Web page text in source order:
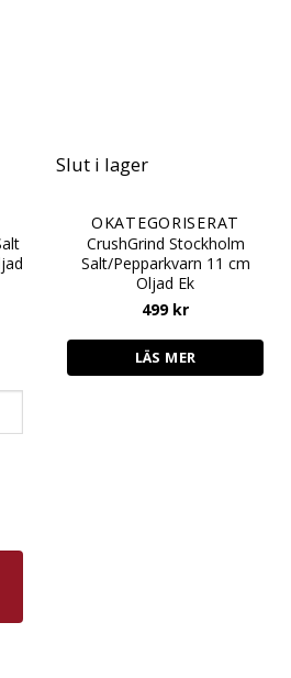
Slut i lager
OKATEGORISERAT
CrushGrind Stockholm
Salt/Pepparkvarn 11 cm
Oljad Ek
499 kr
LÄS MER